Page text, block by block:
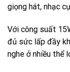
giọng hát, nhạc
Với công suất
đủ sức lấp đầy
nghe ở nhiều thể